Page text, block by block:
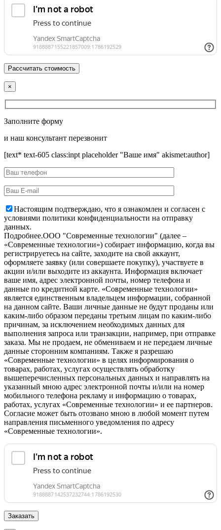
×
Заполните форму
и наш консультант перезвонит
[text* text-605 class:inpt placeholder "Ваше имя" akismet:author]
Настоящим подтверждаю, что я ознакомлен и согласен с
условиями политики конфиденциальности на отправку
данных.
Подробнее.OOO "Современные технологии" (далее –
«Современные технологии») собирает информацию, когда вы
регистрируетесь на сайте, заходите на свой аккаунт,
оформляете заявку (или совершаете покупку), участвуете в
акции и/или выходите из аккаунта. Информация включает
ваше имя, адрес электронной почты, номер телефона и
данные по кредитной карте. «Современные технологии»
является единственным владельцем информации, собранной
на данном сайте. Ваши личные данные не будут проданы или
каким-либо образом переданы третьим лицам по каким-либо
причинам, за исключением необходимых данных для
выполнения запроса или транзакции, например, при отправке
заказа. Мы не продаем, не обмениваем и не передаем личные
данные сторонним компаниям. Также я разрешаю
«Современные технологии» в целях информирования о
товарах, работах, услугах осуществлять обработку
вышеперечисленных персональных данных и направлять на
указанный мною адрес электронной почты и/или на номер
мобильного телефона рекламу и информацию о товарах,
работах, услугах «Современные технологии» и ее партнеров.
Согласие может быть отозвано мною в любой момент путем
направления письменного уведомления по адресу
«Современные технологии».